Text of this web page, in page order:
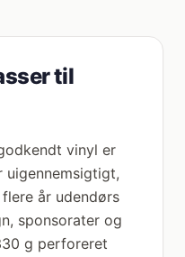
til
vinyl er
uigennemsigtigt,
år udendørs
sponsorater og
g perforeret